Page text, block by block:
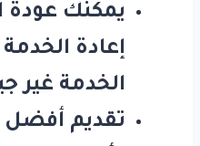
يمكنك عودة
إعادة
الخدمة غير
تقديم أفضل